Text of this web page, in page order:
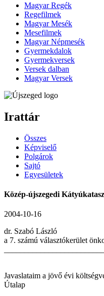
Magyar Regék
Regefilmek
Magyar Mesék
Mesefilmek
Magyar Népmesék
Gyermekdalok
Gyermekversek
Versek dalban
Magyar Versek
Irattár
Összes
Képviselő
Polgárok
Sajtó
Egyesületek
Közép-újszegedi
2004-10-16
dr. Szabó László
a 7. számú választókerület
Javaslataim a jövő évi
Útalap